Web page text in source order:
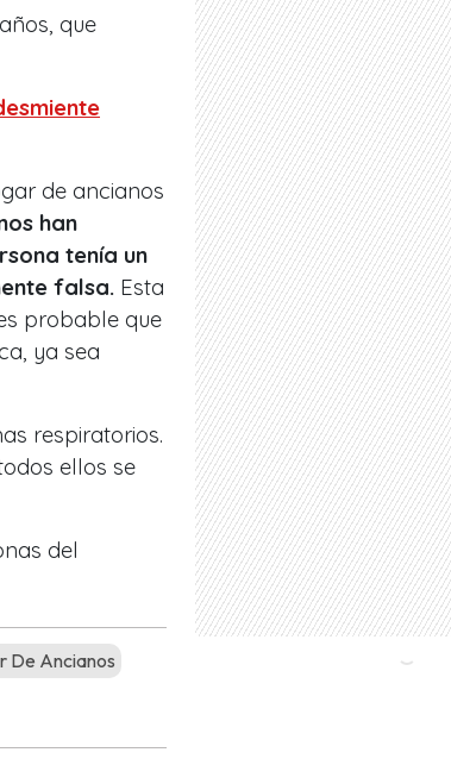
que
de ancianos
han
tenía un
falsa. Esta
probable que
ya sea
respiratorios.
ellos se
del
De Ancianos